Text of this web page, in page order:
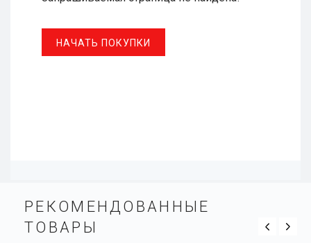
РЕКОМЕНДОВАН­НЫЕ
ТОВАРЫ